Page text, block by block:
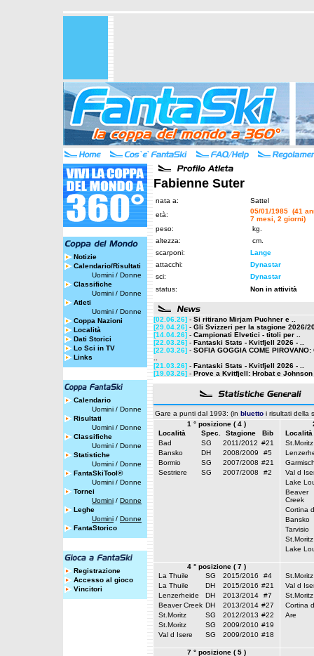
Notizie
Calendario/Risultati
Uomini / Donne
Classifiche
Uomini / Donne
Atleti
Uomini / Donne
Coppa Nazioni
Località
Dati Storici
Lo Sci in TV
Links
Calendario
Uomini / Donne
Risultati
Uomini / Donne
Classifiche
Uomini / Donne
Statistiche
Uomini / Donne
FantaSkiTool®
Uomini / Donne
Tornei
Uomini / Donne
Leghe
Uomini / Donne
FantaStorico
Registrazione
Accesso al gioco
Vincitori
Fabienne Suter
nata a:
Sattel
età:
05/01/1985 (41
7 mesi, 2 giorni)
peso:
kg.
altezza:
cm.
scarponi:
Lange
attacchi:
Dynastar
sci:
Dynastar
status:
Non in attività
[02.06.26] - Si ritirano Mirjam Puchner e ..
[29.04.26] - Gli Svizzeri per la stagione 2026/
[14.04.26] - Campionati Elvetici - titoli per ..
[22.03.26] - Fantaski Stats - Kvitfjell 2026 - ..
[22.03.26] - SOFIA GOGGIA COME PIROVANO:
[21.03.26] - Fantaski Stats - Kvitfjell 2026 - ..
[19.03.26] - Prove a Kvitfjell: Hrobat e Johnson
Gare a punti dal 1993: (in bluetto i risultati della
1 ° posizione ( 4 )
Località
Spec. Stagione
Bib
Bad
SG 2011/2012 #21
Bansko
DH 2008/2009
#5
Bormio
SG 2007/2008 #21
Sestriere
SG 2007/2008 #2
Località
St.Moritz
Val d
Lake
Beaver
Creek
Cortina d
Bansko
Tarvisio
St.Moritz
Lake
4 ° posizione ( 7 )
La Thuile
SG 2015/2016
#4
La Thuile
DH 2015/2016 #21
Lenzerheide
DH 2013/2014
#7
Beaver Creek DH 2013/2014 #27
St.Moritz
SG 2012/2013 #22
St.Moritz
SG 2009/2010 #19
Val d Isere
SG 2009/2010 #18
St.Moritz
Val d
St.Moritz
Cortina d
Are
7 ° posizione ( 5 )